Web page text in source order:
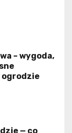
– wygoda,
ogrodzie
— co